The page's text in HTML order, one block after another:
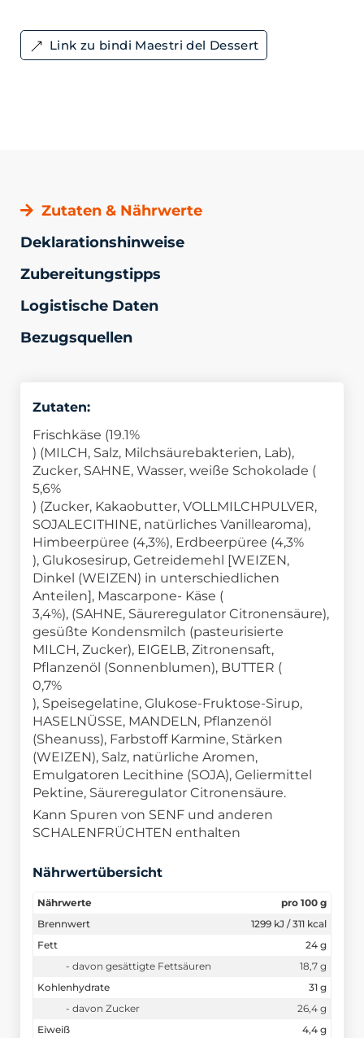
Link zu bindi Maestri del Dessert
Zutaten & Nährwerte
Deklarationshinweise
Zubereitungstipps
Logistische Daten
Bezugsquellen
Zutaten:
Frischkäse (19.1%
) (MILCH, Salz, Milchsäurebakterien, Lab),
Zucker, SAHNE, Wasser, weiße Schokolade (
5,6%
) (Zucker, Kakaobutter, VOLLMILCHPULVER,
SOJALECITHINE, natürliches Vanillearoma),
Himbeerpüree (4,3%), Erdbeerpüree (4,3%
), Glukosesirup, Getreidemehl [WEIZEN,
Dinkel (WEIZEN) in unterschiedlichen
Anteilen], Mascarpone- Käse (
3,4%), (SAHNE, Säureregulator Citronensäure),
gesüßte Kondensmilch (pasteurisierte
MILCH, Zucker), EIGELB, Zitronensaft,
Pflanzenöl (Sonnenblumen), BUTTER (
0,7%
), Speisegelatine, Glukose-Fruktose-Sirup,
HASELNÜSSE, MANDELN, Pflanzenöl
(Sheanuss), Farbstoff Karmine, Stärken
(WEIZEN), Salz, natürliche Aromen,
Emulgatoren Lecithine (SOJA), Geliermittel
Pektine, Säureregulator Citronensäure.
Kann Spuren von SENF und anderen
SCHALENFRÜCHTEN enthalten
Nährwertübersicht
Nährwerte
pro 100 g
Brennwert
1299 kJ / 311 kcal
Fett
24 g
- davon gesättigte Fettsäuren
18,7 g
Kohlenhydrate
31 g
- davon Zucker
26,4 g
Eiweiß
4,4 g